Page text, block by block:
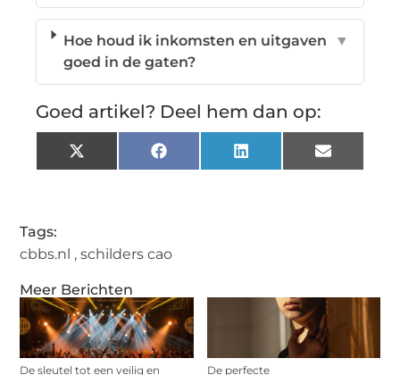
Meer Berichten
De sleutel tot een veilig en
De perfecte
Hoe houd ik inkomsten en uitgaven
goed in de gaten?
▼
Goed artikel? Deel hem dan op:
X
(Twitter)
Facebook LinkedIn Email
Tags:
cbbs.nl ,schilders cao